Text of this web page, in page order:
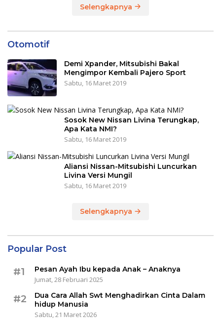
Selengkapnya
Otomotif
Demi Xpander, Mitsubishi Bakal
Mengimpor Kembali Pajero Sport
Sabtu, 16 Maret 2019
Sosok New Nissan Livina Terungkap,
Apa Kata NMI?
Sabtu, 16 Maret 2019
Aliansi Nissan-Mitsubishi Luncurkan
Livina Versi Mungil
Sabtu, 16 Maret 2019
Selengkapnya
Popular Post
#1
Pesan Ayah Ibu kepada Anak – Anaknya
Jumat, 28 Februari 2025
#2
Dua Cara Allah Swt Menghadirkan Cinta Dalam
hidup Manusia
Sabtu, 21 Maret 2026